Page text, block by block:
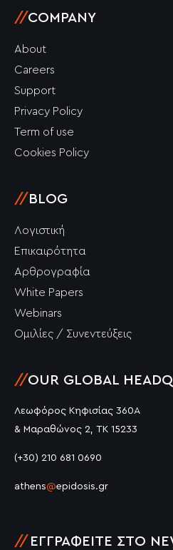
//COMPANY
About
Careers
Support
Privacy Policy
Term of use
Cookies Policy
// BLOG
Λογιστική
Επικαιρότητα
Αρθρογραφία
White Papers
Webinars
Ομιλίες / Συνεντεύξεις
//OUR GLOBAL
Λεωφόρος Κηφισίας 360Α
& Μαραθώνος 2, ΤΚ 15233
(+30) 210 681 0690
athens@epidosis.gr
// ΕΓΓΡΑΦΕΊΤΕ ΣΤΟ